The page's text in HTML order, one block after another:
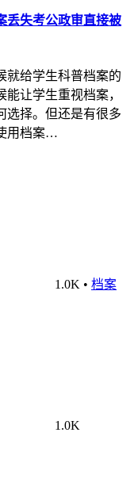
丢失考公政审直接被
就给学生科普档案的
让学生重视档案，
选择。但还是有很多
用档案…
1.0K • 档案
1.0K